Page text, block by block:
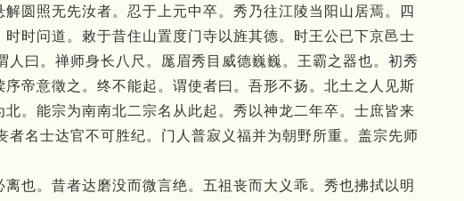
解圆照无先汝者。 忍于上元中卒。 秀乃往江陵当阳山居焉。
四
时时问道。 敕于昔住山置度门寺以旌其德。 时王公已下京邑士
人曰。 禅师身长八尺。 厖眉秀目威德巍巍。 王霸之器也。 初秀
帝意徵之。 终不能起。 谓使者曰。 吾形不扬。 北土之人见斯
。 能宗为南南北二宗名从此起。 秀以神龙二年卒。 士庶皆来
者名士达官不可胜纪。 门人普寂义福并为朝野所重。 盖宗先师
也。 昔者达磨没而微言绝。 五祖丧而大义乖。 秀也拂拭以明